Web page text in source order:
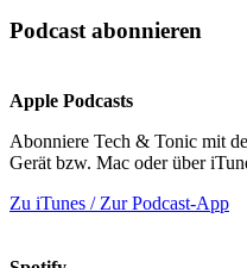
Podcast abonnieren
Apple Podcasts
Abonniere Tech & Tonic mit
Gerät bzw. Mac oder über
Zu iTunes / Zur Podcast-App